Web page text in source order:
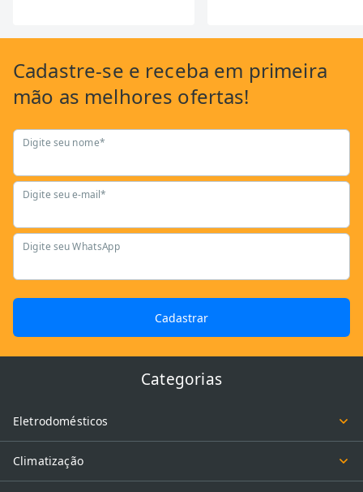
Cadastre-se e receba em primeira
mão as melhores ofertas!
Digite seu nome*
Digite seu e-mail*
Digite seu WhatsApp
Cadastrar
Categorias
Eletrodomésticos
Climatização